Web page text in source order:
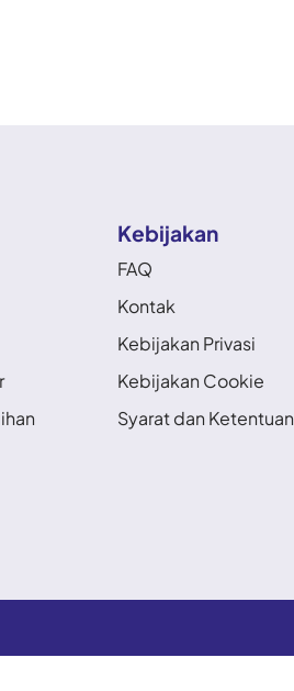
Kebijakan
FAQ
Kontak
Kebijakan Privasi
Kebijakan Cookie
Syarat dan Ketentuan